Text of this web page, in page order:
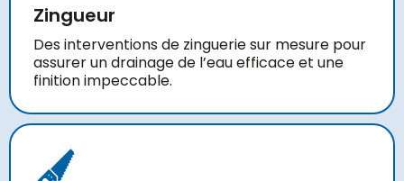
Zingueur
Des interventions de zinguerie sur mesure pour
assurer un drainage de l’eau efficace et une
finition impeccable.